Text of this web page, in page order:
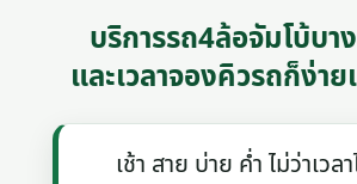
บริการรถ4ล้อจัมโบ้บ
และเวลาจองคิวรถก็ง่า
เช้า สาย บ่าย ค่ำ ไม่ว่าเวล